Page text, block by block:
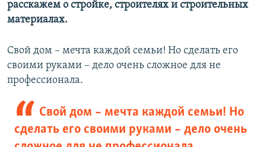
расскажем о стройке, строителях и строительных
материалах.
Свой дом – мечта каждой семьи! Но сделать его
своими руками – дело очень сложное для не
профессионала.
Свой дом – мечта каждой семьи! Но
сделать его своими руками – дело очень